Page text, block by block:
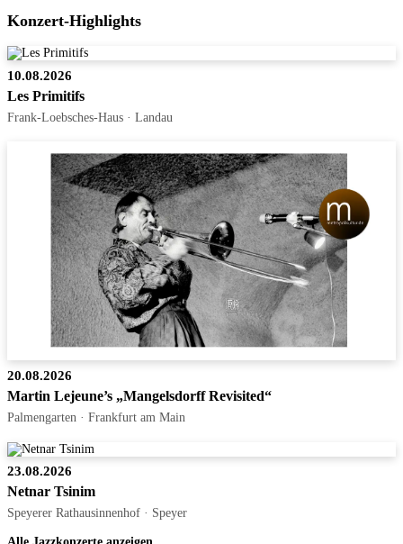
Konzert-Highlights
10.08.2026
Les Primitifs
Frank-Loebsches-Haus · Landau
20.08.2026
Martin Lejeune’s „Mangelsdorff Revisited“
Palmengarten · Frankfurt am Main
23.08.2026
Netnar Tsinim
Speyerer Rathausinnenhof · Speyer